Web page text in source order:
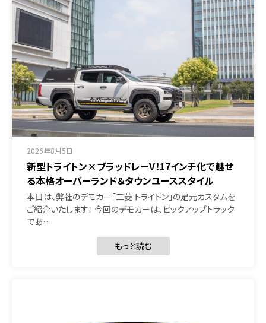
2026年8月5日
新型トライトン×ブラッドレーV！17インチ化で魅せ
る本格オーバーランド＆タウンユーススタイル
本日は、弊社のデモカー「三菱 トライトン」の足元カスタムを
ご紹介いたします！ 今回のデモカーは、ピックアップトラック
であ…
もっと読む